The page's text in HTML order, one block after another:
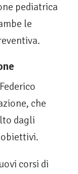
pediatrica
le
che
dagli
corsi di